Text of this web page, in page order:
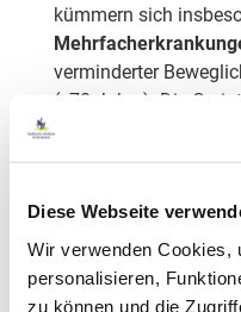
Diese Webseite
Wir verwenden Cookies,
personalisieren,
zu können und die
kümmern sich
verminderter
(>70 Jahre). Die
fachübergreifende
Klinikum
Unfallchirurgie
Gemeinsam
Selbstständigkeit